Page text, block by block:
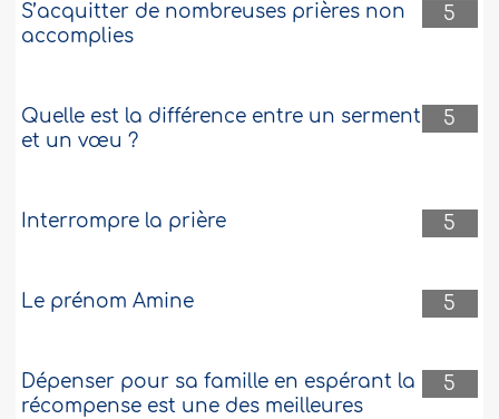
5
S’acquitter de nombreuses prières non
accomplies
5
Quelle est la différence entre un serment
et un vœu ?
5
Interrompre la prière
5
Le prénom Amine
5
Dépenser pour sa famille en espérant la
récompense est une des meilleures